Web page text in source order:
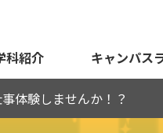
科紹介 キャンパス
体験しませんか！？